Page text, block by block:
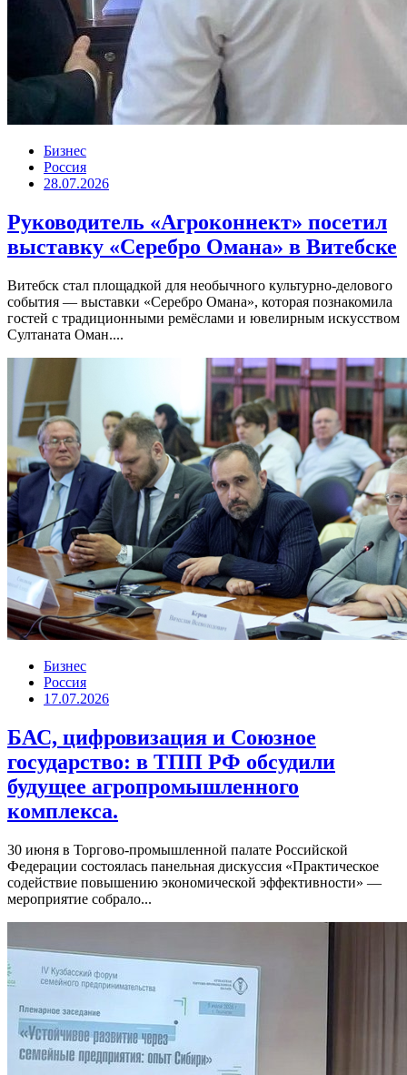
Бизнес
Россия
28.07.2026
Руководитель «Агроконнект» посетил
выставку «Серебро Омана» в Витебске
Витебск стал площадкой для необычного культурно-делового
события — выставки «Серебро Омана», которая познакомила
гостей с традиционными ремёслами и ювелирным искусством
Султаната Оман....
Бизнес
Россия
17.07.2026
БАС, цифровизация и Союзное
государство: в ТПП РФ обсудили
будущее агропромышленного
комплекса.
30 июня в Торгово-промышленной палате Российской
Федерации состоялась панельная дискуссия «Практическое
содействие повышению экономической эффективности» —
мероприятие собрало...